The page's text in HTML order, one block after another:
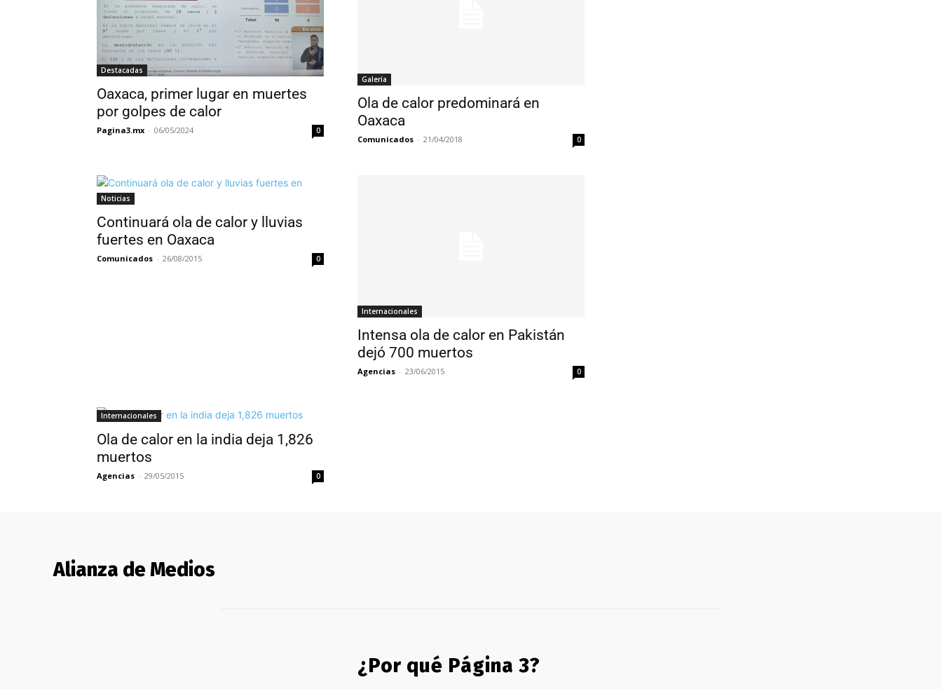
Destacadas
Oaxaca, primer lugar en muertes
por golpes de calor
Pagina3.mx - 06/05/2024 0
Galería
Ola de calor predominará en
Oaxaca
Comunicados - 21/04/2018 0
Noticias
Continuará ola de calor y lluvias
fuertes en Oaxaca
Comunicados - 26/08/2015 0
Internacionales
Intensa ola de calor en Pakistán
dejó 700 muertos
Agencias - 23/06/2015 0
Internacionales
Ola de calor en la india deja 1,826
muertos
Agencias - 29/05/2015 0
Alianza de Medios
¿Por qué Página 3?